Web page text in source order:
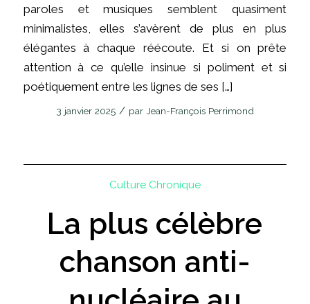
paroles et musiques semblent quasiment
minimalistes, elles s’avèrent de plus en plus
élégantes à chaque réécoute. Et si on prête
attention à ce qu’elle insinue si poliment et si
poétiquement entre les lignes de ses […]
3 janvier 2025 / par Jean-François Perrimond
Culture Chronique
La plus célèbre
chanson anti-